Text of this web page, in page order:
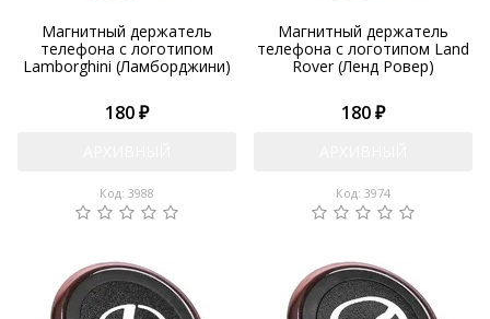
Магнитный держатель
телефона с логотипом
Lamborghini (Ламборджини)
180 ₽
Код: 3988
Магнитный держатель
телефона с логотипом Land
Rover (Ленд Ровер)
180 ₽
Код: 3974